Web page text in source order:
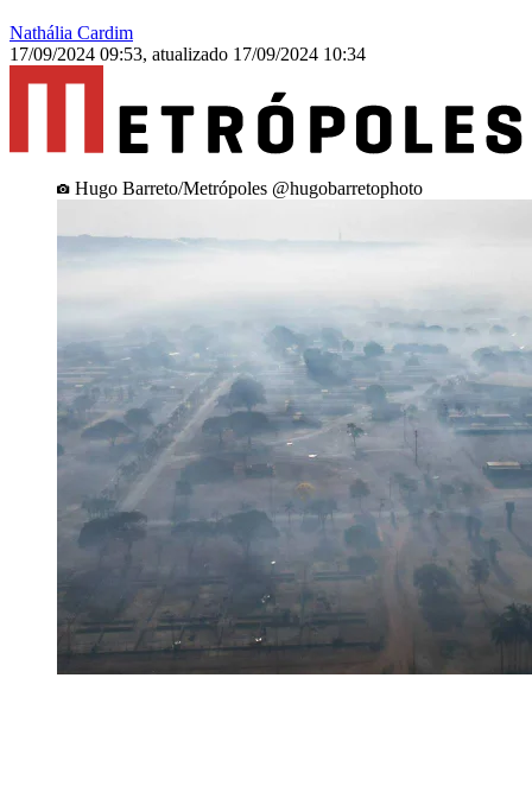
Nathália Cardim
17/09/2024 09:53, atualizado 17/09/2024 10:34
Hugo Barreto/Metrópoles @hugobarretophoto